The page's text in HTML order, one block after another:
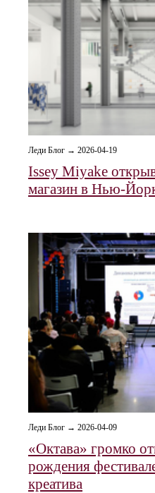
Леди Блог → 2026-04-19
Issey Miyake
магазин в Нью-
Леди Блог → 2026-04-09
«Октава» громко
рождения
креатива